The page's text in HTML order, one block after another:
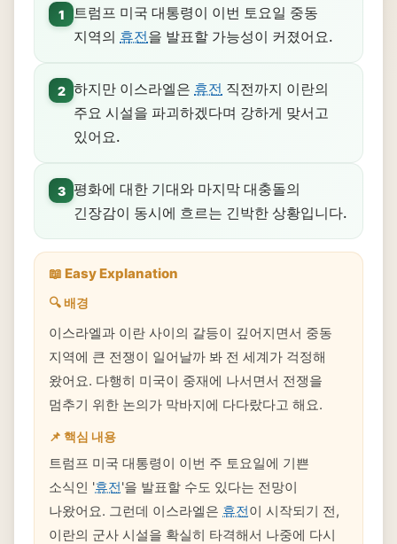
1
트럼프 미국 대통령이 이번 토요일 중동
지역의 휴전을 발표할 가능성이 커졌어요.
2 하지만 이스라엘은 휴전 직전까지 이란의
주요 시설을 파괴하겠다며 강하게 맞서고
있어요.
3 평화에 대한 기대와 마지막 대충돌의
긴장감이 동시에 흐르는 긴박한 상황입니다.
📖 Easy Explanation
🔍 배경
이스라엘과 이란 사이의 갈등이 깊어지면서 중동
지역에 큰 전쟁이 일어날까 봐 전 세계가 걱정해
왔어요. 다행히 미국이 중재에 나서면서 전쟁을
멈추기 위한 논의가 막바지에 다다랐다고 해요.
📌 핵심 내용
트럼프 미국 대통령이 이번 주 토요일에 기쁜
소식인 '휴전'을 발표할 수도 있다는 전망이
나왔어요. 그런데 이스라엘은 휴전이 시작되기 전,
이란의 군사 시설을 확실히 타격해서 나중에 다시